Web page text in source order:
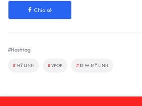
Chia sẻ
#Hashtag
# MỸ LINH #VPOP # DIVA MỸ LINH